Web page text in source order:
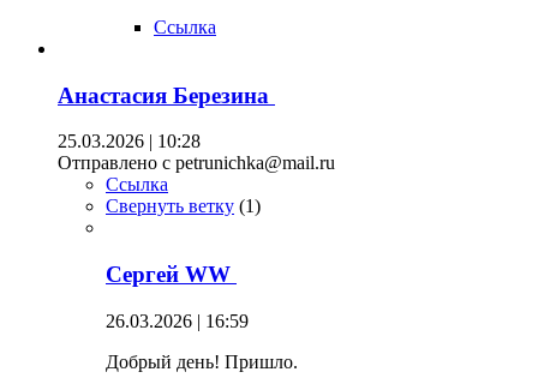
Ссылка
Анастасия Березина
25.03.2026 | 10:28
Отправлено с petrunichka@mail.ru
Ссылка
Свернуть ветку (1)
Сергей WW
26.03.2026 | 16:59
Добрый день! Пришло.